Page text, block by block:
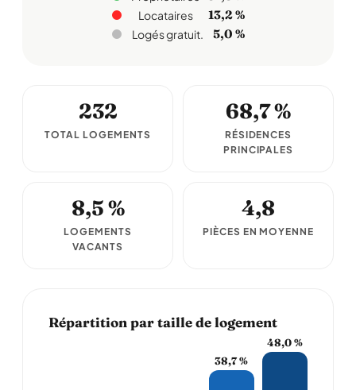
Locataires 13,2 %
Logés gratuit. 5,0 %
232
TOTAL LOGEMENTS
68,7 %
RÉSIDENCES
PRINCIPALES
8,5 %
LOGEMENTS
VACANTS
4,8
PIÈCES EN MOYENNE
Répartition par taille de logement
38,7 %
48,0 %